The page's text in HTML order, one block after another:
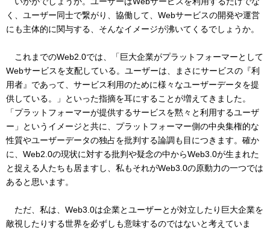
く、ユーザー同士で繋がり、協働して、Webサービスの開発や運営
にも主体的に関与する、そんなイメージが沸いてくるでしょうか。
これまでのWeb2.0では、「巨大企業がプラットフォーマーとして
Webサービスを支配している。ユーザーは、まさにサービスの『利
用者』であって、サービス利用のために様々なユーザーデータを提
供している。」といった指摘を耳にすることが増えてきました。
「プラットフォーマーが提供するサービスを黙々と利用するユーザ
ー」というイメージと共に、プラットフォーマー側の中央集権的な
性質やユーザーデータの独占を批判する論調も目につきます。確か
に、Web2.0の現状に対する批判や疑念の中からWeb3.0が生まれた
と捉える人たちも居ますし、私もそれがWeb3.0の原動力の一つでは
あると思います。
ただ、私は、Web3.0は企業とユーザーとが対立したり巨大企業を
敵視したりする世界を必ずしも意味するのではないと考えていま